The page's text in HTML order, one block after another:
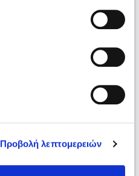
Προβολή λεπτομερειών